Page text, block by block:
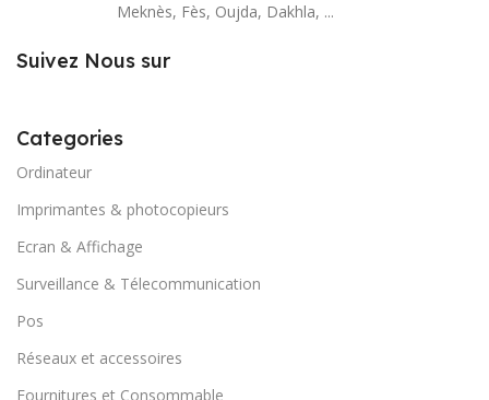
Meknès, Fès, Oujda, Dakhla, ...
Suivez Nous sur
Categories
Ordinateur
Imprimantes & photocopieurs
Ecran & Affichage
Surveillance & Télecommunication
Pos
Réseaux et accessoires
Fournitures et Consommable